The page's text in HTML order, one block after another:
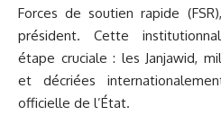
Forces de soutien rapide
président. Cette
étape cruciale : les Janjawid,
et décriées
officielle de l’État.